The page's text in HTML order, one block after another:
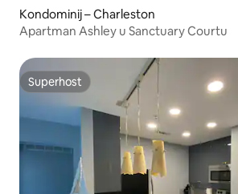
Kondominij – Charleston
Apartman Ashley u Sanctuary Courtu
Superhost
Superhost